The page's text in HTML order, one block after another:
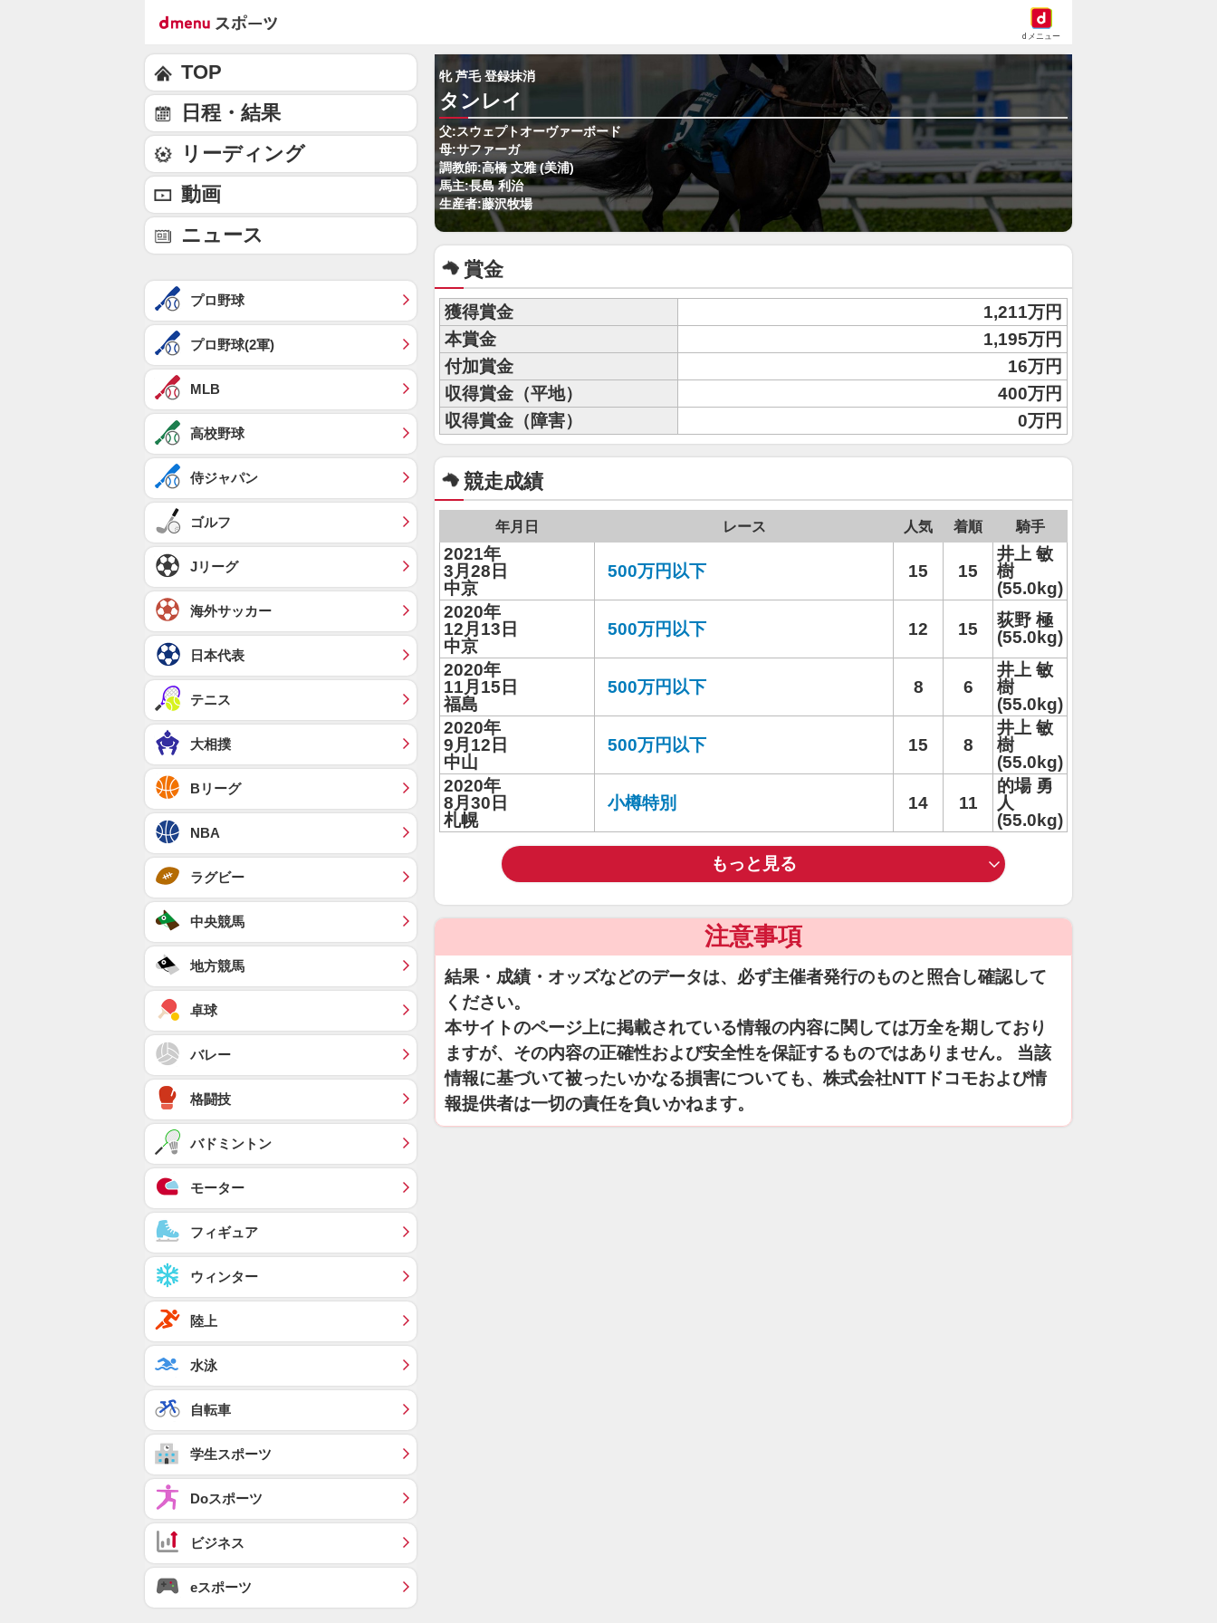
dメニュー
牝 芦毛 登録抹消
タンレイ
父:スウェプトオーヴァーボード
母:サファーガ
調教師:高橋 文雅 (美浦)
馬主:長島 利治
生産者:藤沢牧場
賞金
獲得賞金
1,211万円
本賞金
1,195万円
付加賞金
16万円
収得賞金（平地）
400万円
収得賞金（障害）
0万円
競走成績
年月日 レース 人気 着順 騎手
2021年
3月28日
中京
500万円以下 15 15
井上 敏
樹
(55.0kg)
2020年
12月13日
中京
500万円以下 12 15
荻野 極
(55.0kg)
2020年
11月15日
福島
500万円以下 8 6
井上 敏
樹
(55.0kg)
2020年
9月12日
中山
500万円以下 15 8
井上 敏
樹
(55.0kg)
2020年
8月30日
札幌
小樽特別 14 11
的場 勇
人
(55.0kg)
もっと見る
注意事項
結果・成績・オッズなどのデータは、必ず主催者発行のものと照合し確認して
ください。
本サイトのページ上に掲載されている情報の内容に関しては万全を期しており
ますが、その内容の正確性および安全性を保証するものではありません。 当該
情報に基づいて被ったいかなる損害についても、株式会社NTTドコモおよび情
報提供者は一切の責任を負いかねます。
TOP
日程・結果
リーディング
動画
ニュース
プロ野球
プロ野球(2軍)
MLB
高校野球
侍ジャパン
ゴルフ
Jリーグ
海外サッカー
日本代表
テニス
大相撲
Bリーグ
NBA
ラグビー
中央競馬
地方競馬
卓球
バレー
格闘技
バドミントン
モーター
フィギュア
ウィンター
陸上
水泳
自転車
学生スポーツ
Doスポーツ
ビジネス
eスポーツ